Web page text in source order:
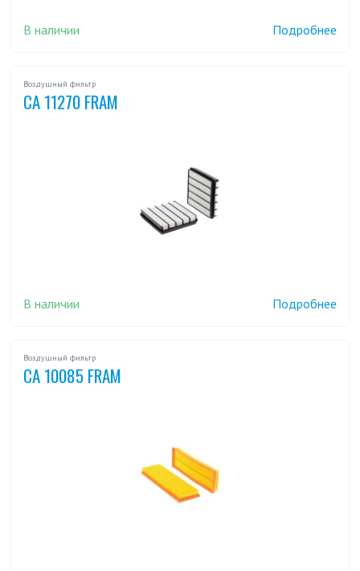
В наличии Подробнее
Воздушный фильтр
CA 11270 FRAM
В наличии Подробнее
Воздушный фильтр
CA 10085 FRAM